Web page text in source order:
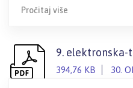
Pročitaj više
9. elektronska-
394,76 KB 30.